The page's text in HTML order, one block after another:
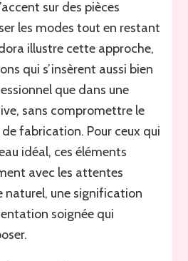
sur des pièces
les modes tout en restant
illustre cette approche,
qui s’insèrent aussi bien
que dans une
sans compromettre le
fabrication. Pour ceux qui
idéal, ces éléments
avec les attentes
naturel, une signification
soignée qui